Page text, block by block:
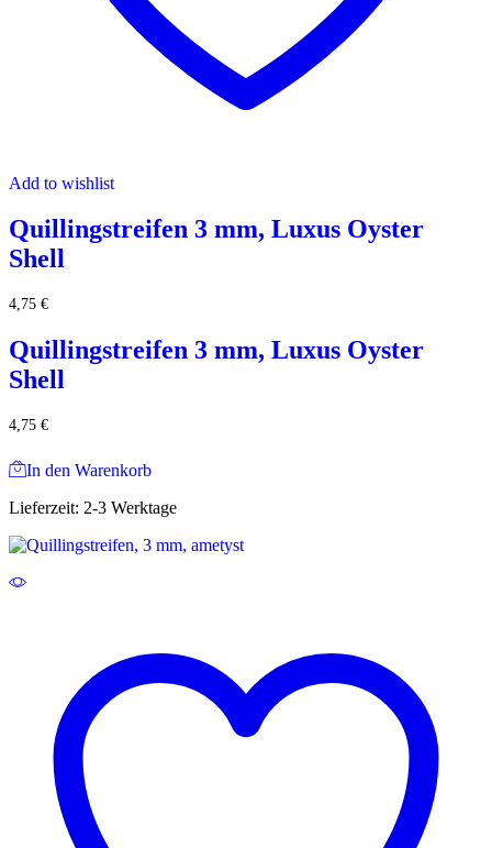
Add to wishlist
Quillingstreifen 3 mm, Luxus Oyster
Shell
4,75 €
Quillingstreifen 3 mm, Luxus Oyster
Shell
4,75 €
In den Warenkorb
Lieferzeit: 2-3 Werktage